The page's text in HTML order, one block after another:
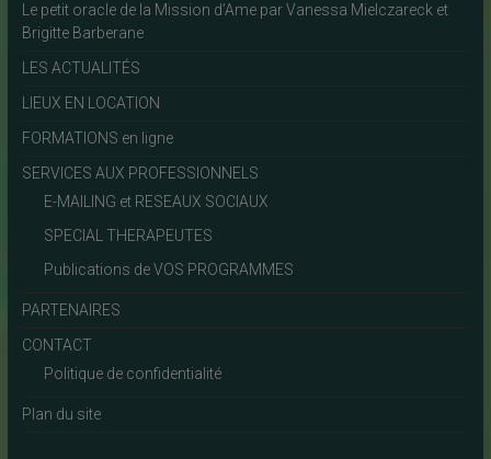
Le petit oracle de la Mission d’Ame par Vanessa Mielczareck et
Brigitte Barberane
LES ACTUALITÉS
LIEUX EN LOCATION
FORMATIONS en ligne
SERVICES AUX PROFESSIONNELS
E-MAILING et RESEAUX SOCIAUX
SPECIAL THERAPEUTES
Publications de VOS PROGRAMMES
PARTENAIRES
CONTACT
Politique de confidentialité
Plan du site